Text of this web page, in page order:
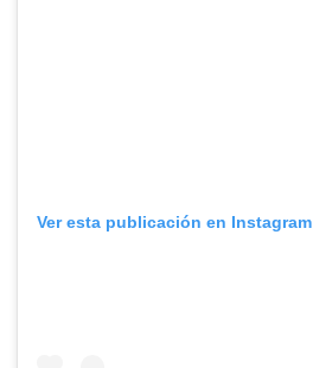
Ver esta publicación en Instagram